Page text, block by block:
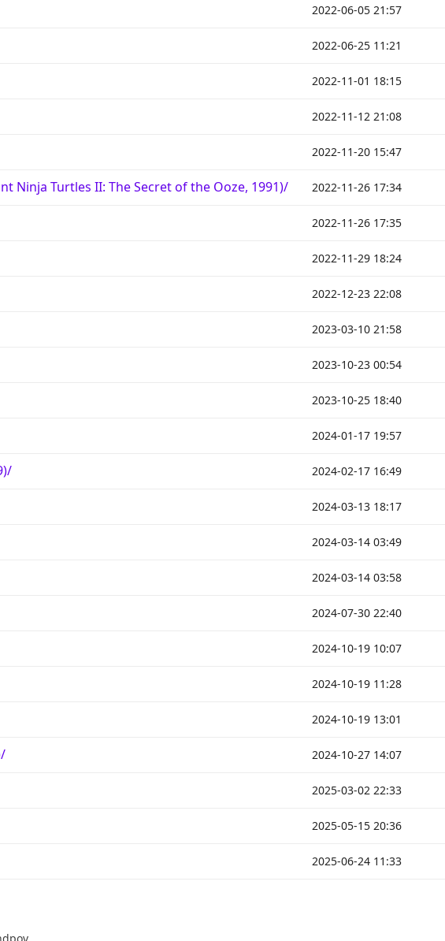
2022-06-05 21:57
2022-06-25 11:21
2022-11-01 18:15
2022-11-12 21:08
2022-11-20 15:47
Ninja Turtles II: The Secret of the Ooze, 1991)/ 2022-11-26 17:34
2022-11-26 17:35
2022-11-29 18:24
2022-12-23 22:08
2023-03-10 21:58
2023-10-23 00:54
2023-10-25 18:40
2024-01-17 19:57
2024-02-17 16:49
2024-03-13 18:17
2024-03-14 03:49
2024-03-14 03:58
2024-07-30 22:40
2024-10-19 10:07
2024-10-19 11:28
2024-10-19 13:01
2024-10-27 14:07
2025-03-02 22:33
2025-05-15 20:36
2025-06-24 11:33